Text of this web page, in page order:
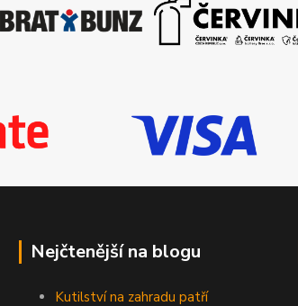
Nejčtenější na blogu
Kutilství na zahradu patří